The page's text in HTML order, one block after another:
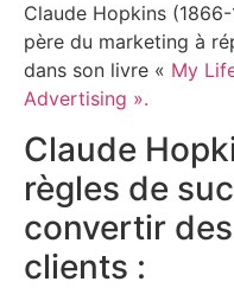
Claude Hopkins
père du marketing à
dans son livre « My
Advertising ».
Claude
règles de
convertir
clients :